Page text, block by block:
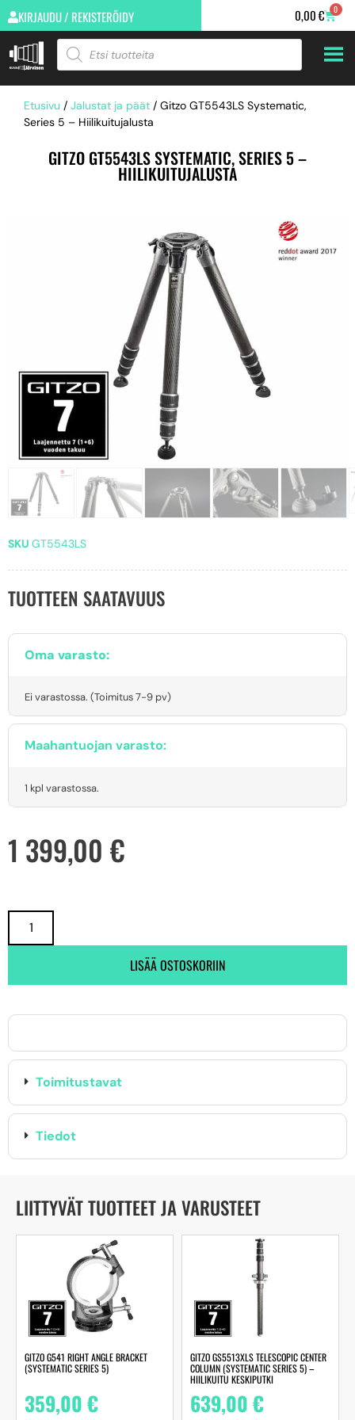
KIRJAUDU / REKISTERÖIDY 0,00€ 0
Etusivu / Jalustat ja päät / Gitzo GT5543LS Systematic,
Series 5 – Hiilikuitujalusta
GITZO GT5543LS SYSTEMATIC, SERIES 5 –
HIILIKUITUJALUSTA
SKU GT5543LS
TUOTTEEN SAATAVUUS
Oma varasto:
Ei varastossa. (Toimitus 7-9 pv)
Maahantuojan varasto:
1 kpl varastossa.
1 399,00 €
LISÄÄ OSTOSKORIIN
Toimitustavat
Tiedot
LIITTYVÄT TUOTTEET JA VARUSTEET
GITZO G541 RIGHT ANGLE BRACKET
(SYSTEMATIC SERIES 5)
359,00€
GITZO GS5513XLS TELESCOPIC CENTER
COLUMN (SYSTEMATIC SERIES 5) –
HIILIKUITU KESKIPUTKI
639,00€